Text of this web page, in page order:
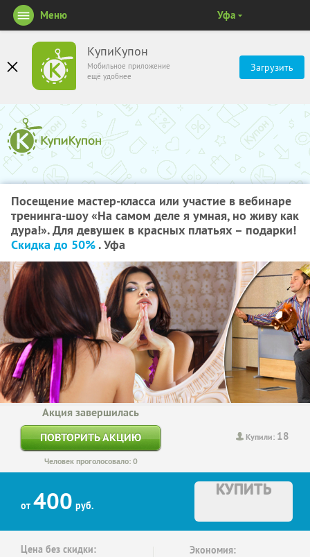
КупиКупон
Мобильное приложение
ещё удобнее
Загрузить
Меню Уфа
Посещение мастер-класса или участие в вебинаре
тренинга-шоу «На самом деле я умная, но живу как
дура!». Для девушек в красных платьях – подарки!
Скидка до 50%. Уфа
Купили: 18
Акция завершилась
ПОВТОРИТЬ АКЦИЮ
Человек проголосовало: 0
от 400 руб.
КУПИТЬ
Цена без скидки: Экономия: